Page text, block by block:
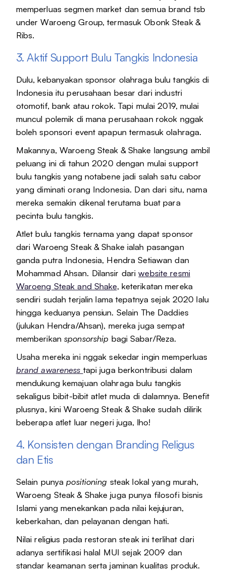
memperluas segmen market dan semua brand tsb
under Waroeng Group, termasuk Obonk Steak &
Ribs.
3. Aktif Support Bulu Tangkis Indonesia
Dulu, kebanyakan sponsor olahraga bulu tangkis di
Indonesia itu perusahaan besar dari industri
otomotif, bank atau rokok. Tapi mulai 2019, mulai
muncul polemik di mana perusahaan rokok nggak
boleh sponsori event apapun termasuk olahraga.
Makannya, Waroeng Steak & Shake langsung ambil
peluang ini di tahun 2020 dengan mulai support
bulu tangkis yang notabene jadi salah satu cabor
yang diminati orang Indonesia. Dan dari situ, nama
mereka semakin dikenal terutama buat para
pecinta bulu tangkis.
Atlet bulu tangkis ternama yang dapat sponsor
dari Waroeng Steak & Shake ialah pasangan
ganda putra Indonesia, Hendra Setiawan dan
Mohammad Ahsan. Dilansir dariwebsite resmi
Waroeng Steak and Shake, keterikatan mereka
sendiri sudah terjalin lama tepatnya sejak 2020 lalu
hingga keduanya pensiun. Selain The Daddies
(julukan Hendra/Ahsan), mereka juga sempat
memberikansponsorship bagi Sabar/Reza.
Usaha mereka ini nggak sekedar ingin memperluas
brand awareness tapi juga berkontribusi dalam
mendukung kemajuan olahraga bulu tangkis
sekaligus bibit-bibit atlet muda di dalamnya. Benefit
plusnya, kini Waroeng Steak & Shake sudah dilirik
beberapa atlet luar negeri juga, lho!
4. Konsisten dengan Branding Religus
dan Etis
Selain punyapositioning steak lokal yang murah,
Waroeng Steak & Shake juga punya filosofi bisnis
Islami yang menekankan pada nilai kejujuran,
keberkahan, dan pelayanan dengan hati.
Nilai religius pada restoran steak ini terlihat dari
adanya sertifikasi halal MUI sejak 2009 dan
standar keamanan serta jaminan kualitas produk.